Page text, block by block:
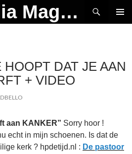
MAD Media Magazine
HOOPT DAT JE AAN
+ VIDEO
aan KANKER” Sorry hoor !
echt in mijn schoenen. Is dat de
kerk ? hpdetijd.nl : De pastoor